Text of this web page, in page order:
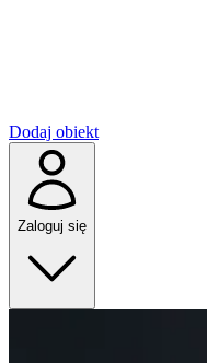
Dodaj obiekt
Zaloguj się